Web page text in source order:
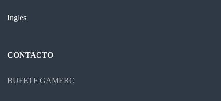
Ingles
CONTACTO
BUFETE GAMERO